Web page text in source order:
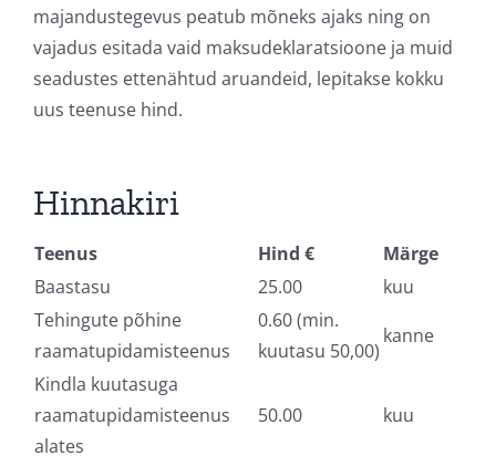
majandustegevus peatub mõneks ajaks ning on
vajadus esitada vaid maksudeklaratsioone ja muid
seadustes ettenähtud aruandeid, lepitakse kokku
uus teenuse hind.
Hinnakiri
Teenus Hind €
Märge
Baastasu
25.00
kuu
Tehingute põhine
raamatupidamisteenus
0.60 (min.
kuutasu 50,00)
kanne
Kindla kuutasuga
raamatupidamisteenus
alates
50.00 kuu